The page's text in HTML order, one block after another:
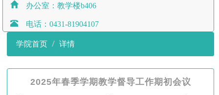
办公室：教学楼b406
电话：0431-81904107
学院首页 详情
2025年春季学期教学督导工作期初会议